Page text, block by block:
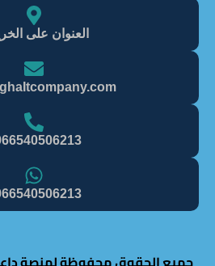
العنوان على